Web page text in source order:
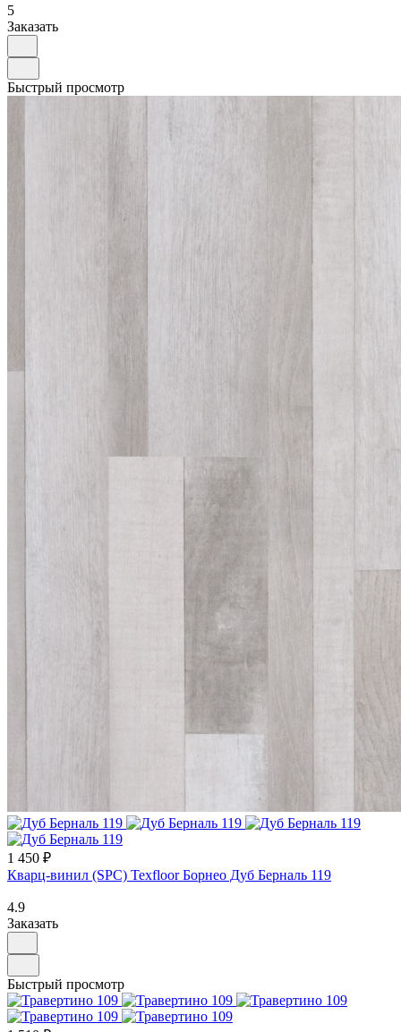
5
Заказать
Быстрый просмотр
1 450 ₽
Кварц-винил (SPC) Texfloor Борнео Дуб Берналь 119
4.9
Заказать
Быстрый просмотр